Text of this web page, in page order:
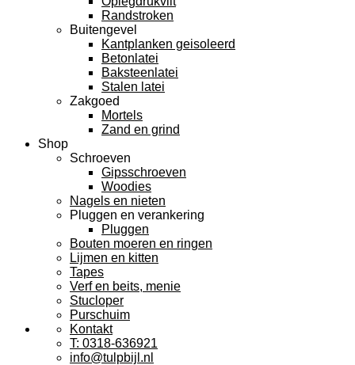
Randstroken
Buitengevel
Kantplanken geisoleerd
Betonlatei
Baksteenlatei
Stalen latei
Zakgoed
Mortels
Zand en grind
Shop
Schroeven
Gipsschroeven
Woodies
Nagels en nieten
Pluggen en verankering
Pluggen
Bouten moeren en ringen
Lijmen en kitten
Tapes
Verf en beits, menie
Stucloper
Purschuim
Kontakt
T: 0318-636921
info@tulpbijl.nl